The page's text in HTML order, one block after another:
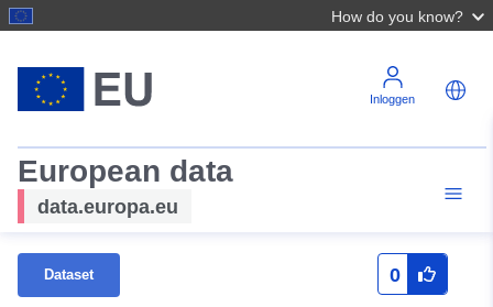
How do you know?
Inloggen
European data
data.europa.eu
Dataset 0